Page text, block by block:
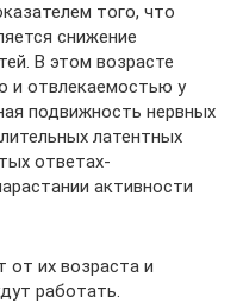
того, что
снижение
В этом возрасте
и отвлекаемостью у
подвижность нервных
латентных
ответах-
активности
от их возраста и
работать.